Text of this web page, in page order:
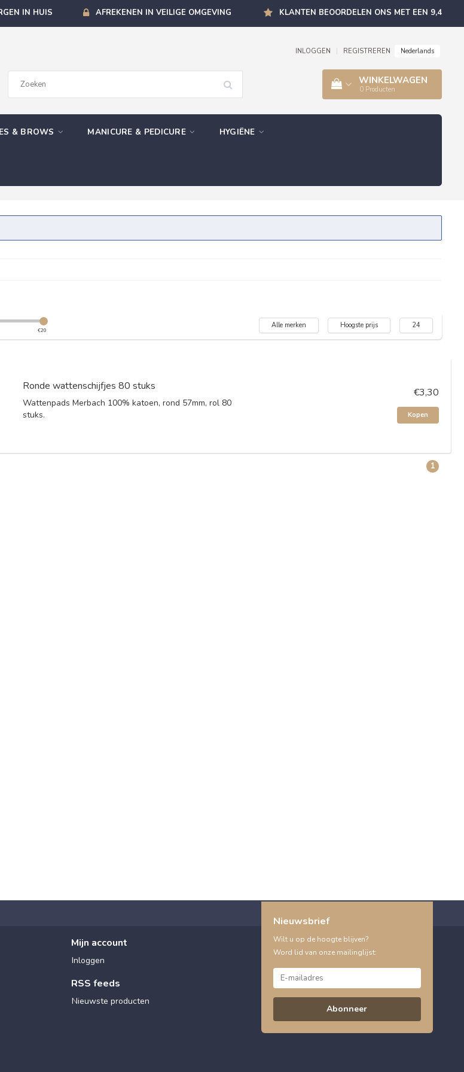
IN HUIS AFREKENEN IN VEILIGE OMGEVING KLANTEN BEOORDELEN ONS MET EEN 9,4
INLOGGEN REGISTREREN Nederlands
WINKELWAGEN
0 Producten
& BROWS MANICURE & PEDICURE HYGIËNE
€20
Alle merken Hoogste prijs 24
Ronde wattenschijfjes 80 stuks
Wattenpads Merbach 100% katoen, rond 57mm, rol 80
stuks.
€3,30
Kopen
1
Mijn account
Inloggen
RSS feeds
Nieuwste producten
Nieuwsbrief
Wilt u op de hoogte blijven?
Word lid van onze mailinglijst:
Abonneer